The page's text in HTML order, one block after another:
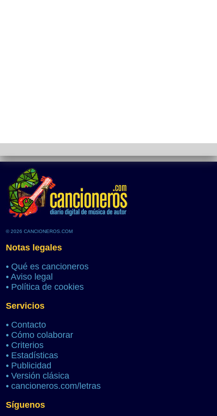
© 2026 CANCIONEROS.COM
Notas legales
• Qué es cancioneros
• Aviso legal
• Política de cookies
Servicios
• Contacto
• Cómo colaborar
• Criterios
• Estadísticas
• Publicidad
• Versión clásica
• cancioneros.com/letras
Síguenos